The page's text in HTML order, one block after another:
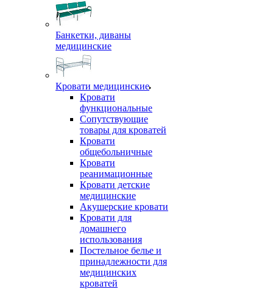
Банкетки, диваны
медицинские
Кровати медицинские
Кровати
функциональные
Сопутствующие
товары для кроватей
Кровати
общебольничные
Кровати
реанимационные
Кровати детские
медицинские
Акушерские кровати
Кровати для
домашнего
использования
Постельное белье и
принадлежности для
медицинских
кроватей